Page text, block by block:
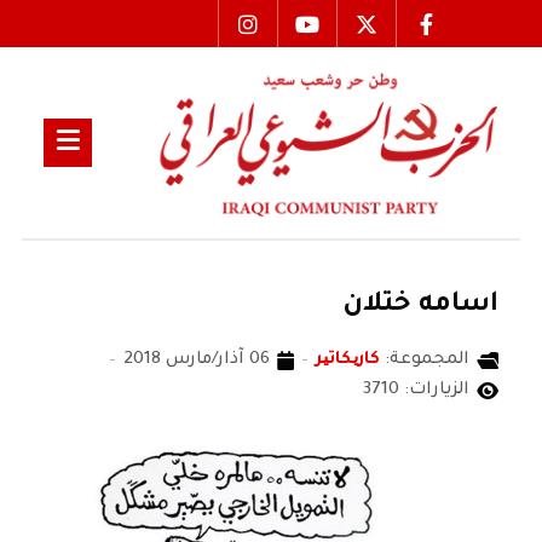
اسامه ختلان
المجموعة: كاریكاتیر
06 آذار/مارس 2018
الزيارات: 3710